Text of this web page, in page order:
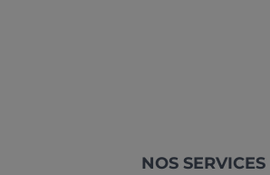
NOS SERVICES